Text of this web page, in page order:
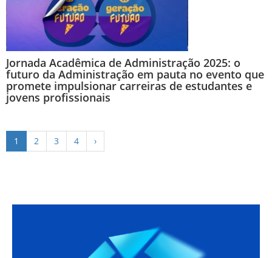
Jornada Acadêmica de Administração 2025: o
futuro da Administração em pauta no evento que
promete impulsionar carreiras de estudantes e
jovens profissionais
1 2 3 4 ›